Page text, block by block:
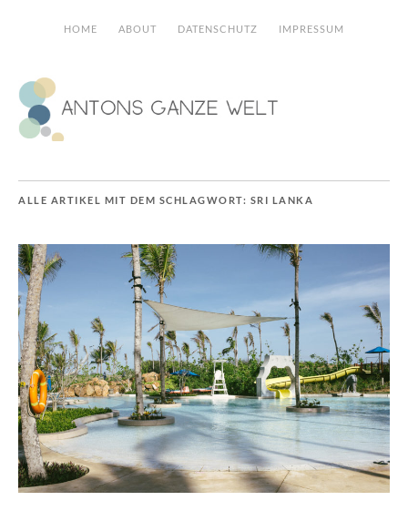
HOME ABOUT DATENSCHUTZ IMPRESSUM
ALLE ARTIKEL MIT DEM SCHLAGWORT: SRI LANKA